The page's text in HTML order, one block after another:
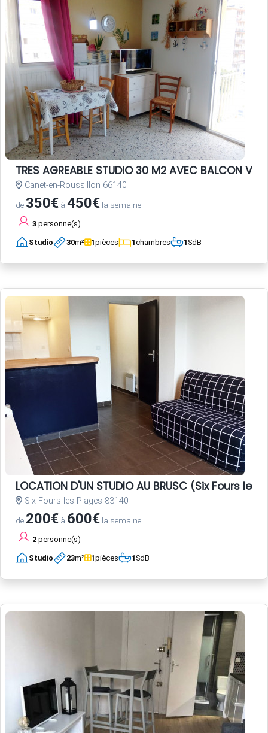
TRES AGREABLE STUDIO 30 M2 AVEC BALCON VUE
Canet-en-Roussillon 66140
de 350€ à 450€ la semaine
3 personne(s)
Studio 30m² 1pièces 1chambres 1SdB
LOCATION D'UN STUDIO AU BRUSC (Six Fours les
Six-Fours-les-Plages 83140
de 200€ à 600€ la semaine
2 personne(s)
Studio 23m² 1pièces 1SdB